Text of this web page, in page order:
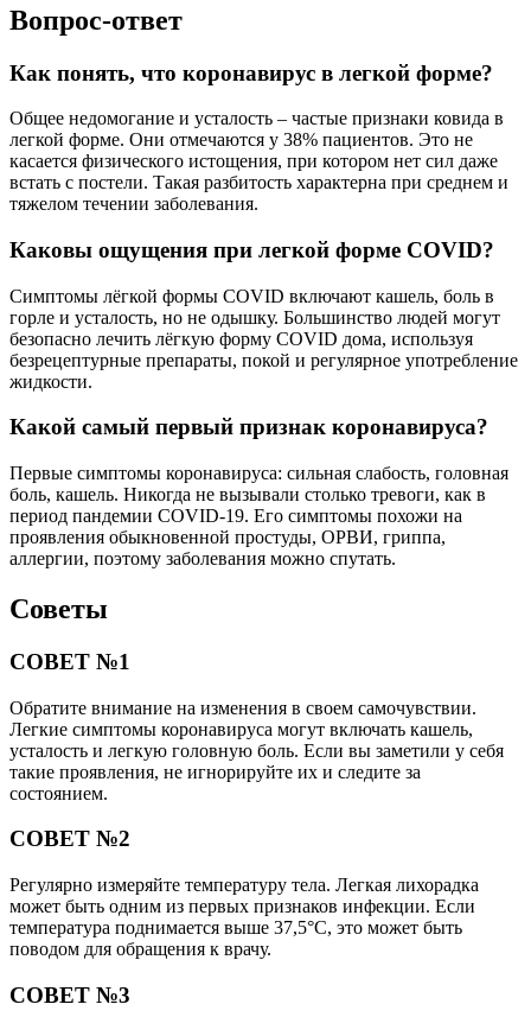
Вопрос-ответ
Как понять, что коронавирус в легкой форме?
Общее недомогание и усталость – частые признаки ковида в
легкой форме. Они отмечаются у 38% пациентов. Это не
касается физического истощения, при котором нет сил даже
встать с постели. Такая разбитость характерна при среднем и
тяжелом течении заболевания.
Каковы ощущения при легкой форме COVID?
Симптомы лёгкой формы COVID включают кашель, боль в
горле и усталость, но не одышку. Большинство людей могут
безопасно лечить лёгкую форму COVID дома, используя
безрецептурные препараты, покой и регулярное употребление
жидкости.
Какой самый первый признак коронавируса?
Первые симптомы коронавируса: сильная слабость, головная
боль, кашель. Никогда не вызывали столько тревоги, как в
период пандемии COVID-19. Его симптомы похожи на
проявления обыкновенной простуды, ОРВИ, гриппа,
аллергии, поэтому заболевания можно спутать.
Советы
СОВЕТ №1
Обратите внимание на изменения в своем самочувствии.
Легкие симптомы коронавируса могут включать кашель,
усталость и легкую головную боль. Если вы заметили у себя
такие проявления, не игнорируйте их и следите за
состоянием.
СОВЕТ №2
Регулярно измеряйте температуру тела. Легкая лихорадка
может быть одним из первых признаков инфекции. Если
температура поднимается выше 37,5°C, это может быть
поводом для обращения к врачу.
СОВЕТ №3